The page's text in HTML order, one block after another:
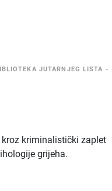
JUTARNJEG LISTA -
kriminalistički zaplet
grijeha.